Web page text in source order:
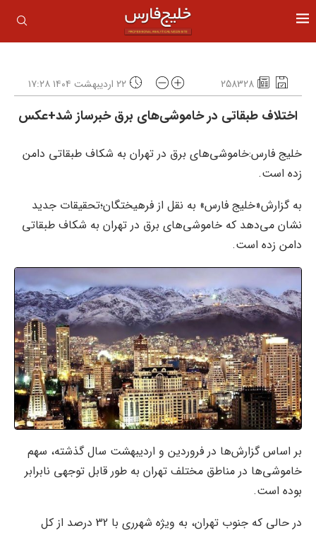
258328 ۲۲ اردیبهشت ۱۴۰۴ ۱۷:۲۸
اختلاف طبقاتی در خاموشی‌های برق خبرساز شد+عکس
خلیج فارس:خاموشی‌های برق در تهران به شکاف طبقاتی دامن
زده است.
به گزارش«خلیج فارس» به نقل از فرهیختگان؛تحقیقات جدید
نشان می‌دهد که خاموشی‌های برق در تهران به شکاف طبقاتی
دامن زده است.
بر اساس گزارش‌ها در فروردین و اردیبهشت سال گذشته، سهم
خاموشی‌ها در مناطق مختلف تهران به طور قابل توجهی نابرابر
بوده است.
در حالی که جنوب تهران، به ویژه شهرری با 32 درصد از کل